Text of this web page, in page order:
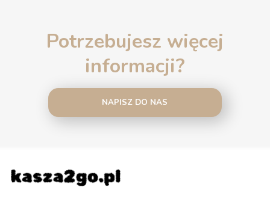
Potrzebujesz więcej
informacji?
NAPISZ DO NAS